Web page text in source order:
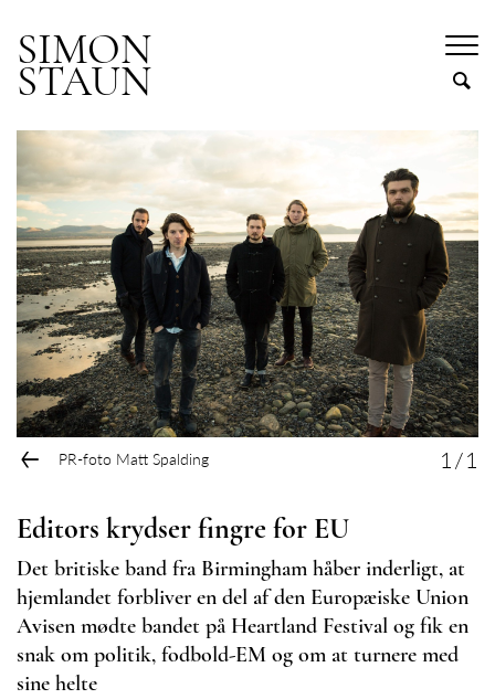
SIMON
STAUN
← PR-foto Matt Spalding 1 /1
Editors krydser fingre for EU
Det britiske band fra Birmingham håber inderligt, at
hjemlandet forbliver en del af den Europæiske Union
Avisen mødte bandet på Heartland Festival og fik en
snak om politik, fodbold-EM og om at turnere med
sine helte